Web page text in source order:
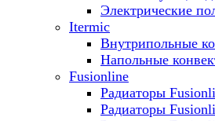
Электрические
Itermic
Внутрипольные
Напольные
Fusionline
Радиаторы
Радиаторы